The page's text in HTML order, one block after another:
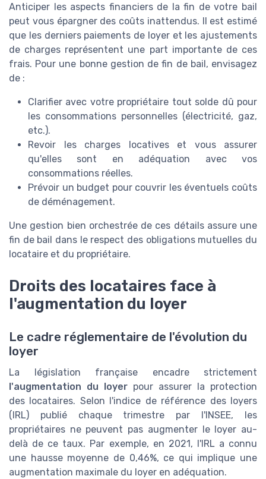
Anticiper les aspects financiers de la fin de votre bail
peut vous épargner des coûts inattendus. Il est estimé
que les derniers paiements de loyer et les ajustements
de charges représentent une part importante de ces
frais. Pour une bonne gestion de fin de bail, envisagez
de :
Clarifier avec votre propriétaire tout solde dû pour
les consommations personnelles (électricité, gaz,
etc.).
Revoir les charges locatives et vous assurer
qu'elles sont en adéquation avec vos
consommations réelles.
Prévoir un budget pour couvrir les éventuels coûts
de déménagement.
Une gestion bien orchestrée de ces détails assure une
fin de bail dans le respect des obligations mutuelles du
locataire et du propriétaire.
Droits des locataires face à
l'augmentation du loyer
Le cadre réglementaire de l'évolution du
loyer
La législation française encadre strictement
l'augmentation du loyer pour assurer la protection
des locataires. Selon l'indice de référence des loyers
(IRL) publié chaque trimestre par l'INSEE, les
propriétaires ne peuvent pas augmenter le loyer au-
delà de ce taux. Par exemple, en 2021, l'IRL a connu
une hausse moyenne de 0,46%, ce qui implique une
augmentation maximale du loyer en adéquation.